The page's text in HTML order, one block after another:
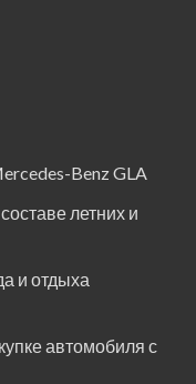
Benz GLA
летних и
и отдыха
автомобиля с